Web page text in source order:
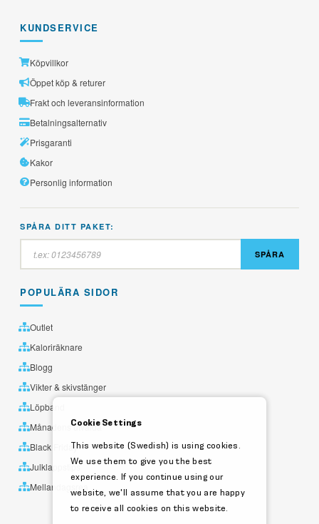
KUNDSERVICE
Köpvillkor
Öppet köp & returer
Frakt och leveransinformation
Betalningsalternativ
Prisgaranti
Kakor
Personlig information
SPÅRA DITT PAKET:
SPÅRA
POPULÄRA SIDOR
Outlet
Kaloriräknare
Blogg
Vikter & skivstänger
Löpband
Månadens utvalda
Black Friday
Julklappstips
Mellandagsrea
Cookie Settings
This website (Swedish) is using cookies.
We use them to give you the best
experience. If you continue using our
website, we'll assume that you are happy
to receive all cookies on this website.